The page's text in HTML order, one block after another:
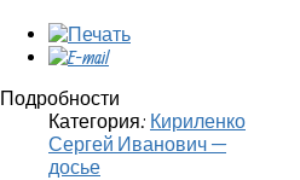
Подробности
Категория: Кириленко
Сергей Иванович —
досье